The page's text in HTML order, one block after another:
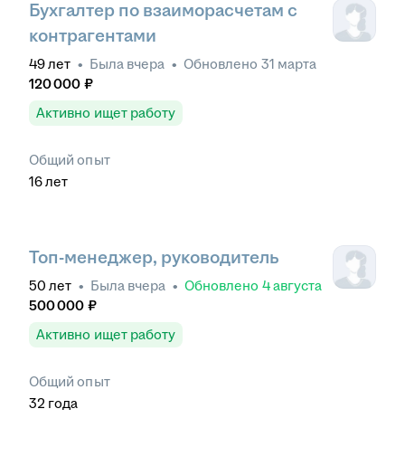
Бухгалтер по взаиморасчетам с
контрагентами
49лет • Была вчера • Обновлено 31 марта
120 000 ₽
Активно ищет работу
Общий опыт
16лет
Топ-менеджер, руководитель
50 лет • Была вчера • Обновлено 4 августа
500 000 ₽
Активно ищет работу
Общий опыт
32 года